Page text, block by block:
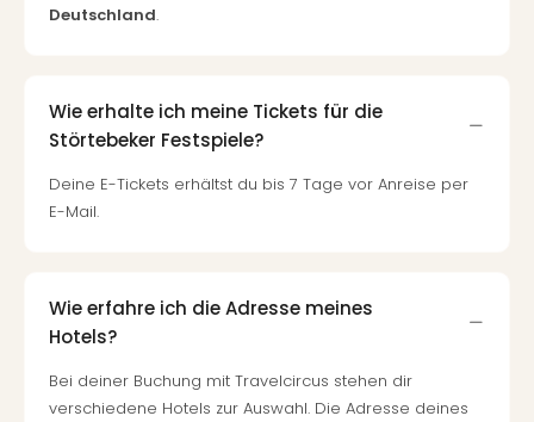
Deutschland.
Wie erhalte ich meine Tickets für die
Störtebeker Festspiele?
Deine E-Tickets erhältst du bis 7 Tage vor Anreise per
E-Mail.
Wie erfahre ich die Adresse meines
Hotels?
Bei deiner Buchung mit Travelcircus stehen dir
verschiedene Hotels zur Auswahl. Die Adresse deines